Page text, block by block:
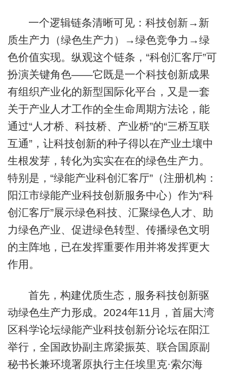
一个逻辑链条清晰可见：科技创新→新
质生产力（绿色生产力）→绿色竞争力→绿
色价值实现。纵观这个链条，“科创汇客厅”可
扮演关键角色——它既是一个科技创新成果
有组织产业化的新型国际化平台，又是一套
关于产业人才工作的全生命周期方法论，能
通过“人才桥、科技桥、产业桥”的“三桥互联
互通”，让科技创新的种子得以在产业土壤中
生根发芽，转化为实实在在的绿色生产力。
特别是，“绿能产业科创汇客厅”（注册机构：
阳江市绿能产业科技创新服务中心）作为“科
创汇客厅”展示绿色科技、汇聚绿色人才、助
力绿色产业、促进绿色转型、传播绿色文明
的主阵地，已在发挥重要作用并将发挥更大
作用。
首先，构建优质生态，服务科技创新驱
动绿色生产力形成。2024年11月，首届大湾
区科学论坛绿能产业科技创新分论坛在阳江
举行，全国政协副主席梁振英、联合国原副
秘书长兼环境署原执行主任埃里克·索尔海